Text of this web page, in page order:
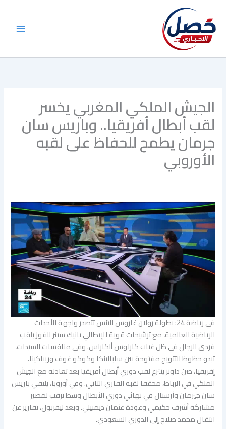
المحتوى
الجيش الملكي المغربي يخسر
لقب أبطال أفريقيا.. وباريس سان
جرمان يطمح للحفاظ على لقبه
الأوروبي
في رياضة 24: بطولة رولان غاروس للتنس تتصدر واجهة الأحداث
الرياضية العالمية، مع ترشيحات قوية للإيطالي يانيك سينر للفوز بلقب
فردي الرجال في ظل غياب كارلوس ألكاراس. وفي منافسات السيدات،
تبدو حظوظ التتويج مفتوحة بين سابالينكا وكوكو غوف وريباكينا.
إفريقيا، صن داونز ينتزع لقب دوري أبطال أفريقيا بعد تعادله مع الجيش
الملكي في الرباط، محققا لقبه القاري الثاني. وفي أوروبا، يلتقي باريس
سان جيرمان وآرسنال في نهائي دوري الأبطال وسط ترقب لمصير
مشاركة أشرف حكيمي وعودة عثمان ديمبيلي. وبعد ليفربول، تقارير عن
انتقال محمد صلاح إلى الدوري السعودي.